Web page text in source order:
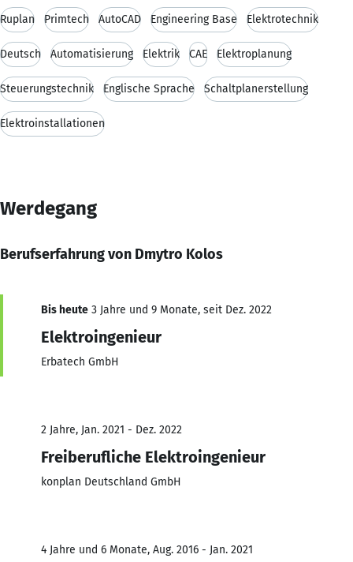
Ruplan Primtech AutoCAD Engineering Base Elektrotechnik
Deutsch Automatisierung Elektrik CAE Elektroplanung
Steuerungstechnik Englische Sprache Schaltplanerstellung
Elektroinstallationen
Werdegang
Berufserfahrung von Dmytro Kolos
Bis heute 3 Jahre und 9 Monate, seit Dez. 2022
Elektroingenieur
Erbatech GmbH
2 Jahre, Jan. 2021 - Dez. 2022
Freiberufliche Elektroingenieur
konplan Deutschland GmbH
4 Jahre und 6 Monate, Aug. 2016 - Jan. 2021